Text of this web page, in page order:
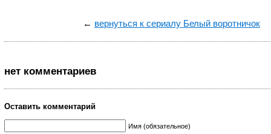
← вернуться к сериалу Белый воротничок
нет комментариев
Оставить комментарий
Имя (обязательное)